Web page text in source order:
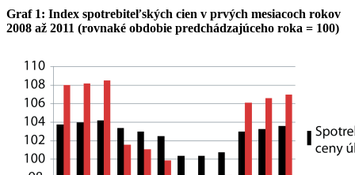
Graf 1: Index spotrebiteľských cien v prvých mesiacoch rokov
2008 až 2011 (rovnaké obdobie predchádzajúceho roka = 100)